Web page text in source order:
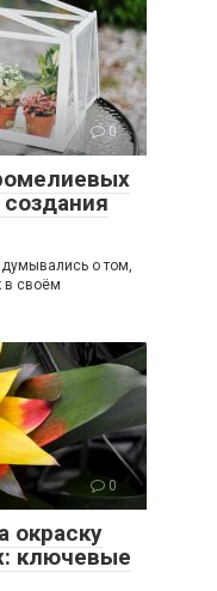
0
о том,
в своём
0
окраску
ключевые